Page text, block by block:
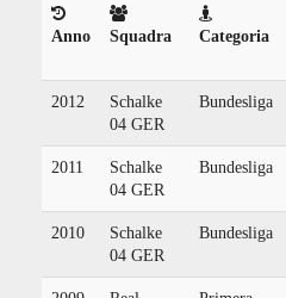
Anno Squadra Categoria
2012
Schalke
04 GER
Bundesliga
2011
Schalke
04 GER
Bundesliga
2010
Schalke
04 GER
Bundesliga